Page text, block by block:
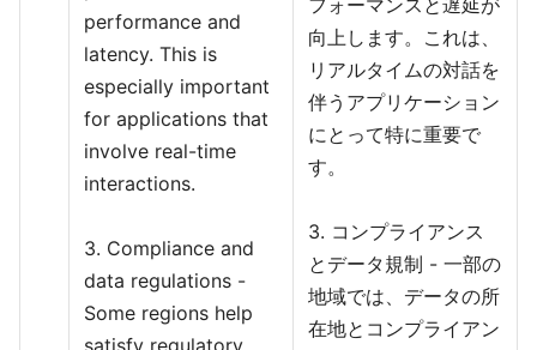
performance and
latency. This is
especially important
for applications that
involve real-time
interactions.
3. Compliance and
data regulations -
Some regions help
satisfy regulatory
向上します。これは、
リアルタイムの対話を
伴うアプリケーション
にとって特に重要で
す。
3. コンプライアンス
とデータ規制 - 一部の
地域では、データの所
在地とコンプライアン